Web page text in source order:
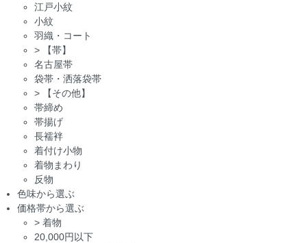
江戸小紋
小紋
羽織・コート
>
【帯】
名古屋帯
袋帯・洒落袋帯
>
【その他】
帯締め
帯揚げ
長襦袢
着付け小物
着物まわり
反物
色味から選ぶ
価格帯から選ぶ
> 着物
20,000円以下